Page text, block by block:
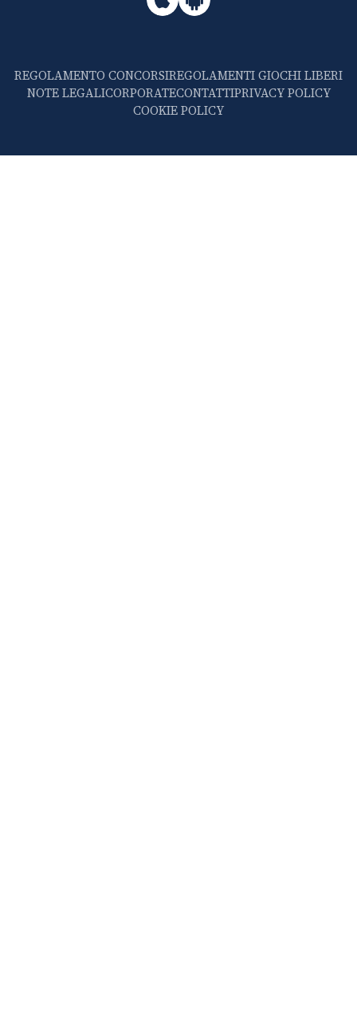
REGOLAMENTO CONCORSIREGOLAMENTI GIOCHI LIBERI
NOTE LEGALICORPORATECONTATTIPRIVACY POLICY
COOKIE POLICY